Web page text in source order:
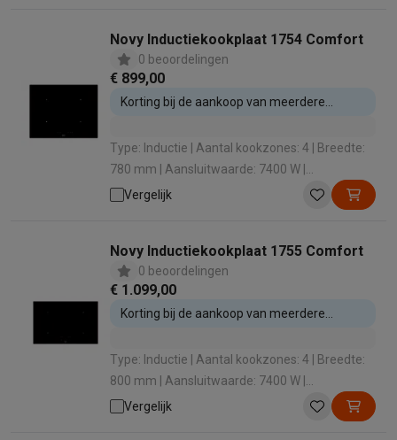
Novy Inductiekookplaat 1754 Comfort
0 beoordelingen
€ 899,00
Korting bij de aankoop van meerdere
Type: Inductie | Aantal kookzones: 4 | Breedte:
780 mm | Aansluitwaarde: 7400 W |
Boosterfunctie: Ja
Vergelijk
Novy Inductiekookplaat 1755 Comfort
0 beoordelingen
€ 1.099,00
Korting bij de aankoop van meerdere
Type: Inductie | Aantal kookzones: 4 | Breedte:
800 mm | Aansluitwaarde: 7400 W |
Boosterfunctie: Nee
Vergelijk